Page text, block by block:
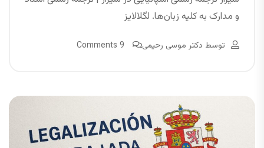
و مدارک به کلیه زبان‌ها. لگلالایز
توسط دکتر موسی رحیمی 9 Comments